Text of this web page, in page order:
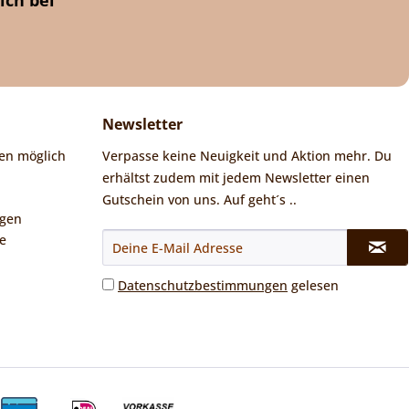
möglich
Newsletter
Verpasse keine Neuigkeit und Aktion mehr. Du
erhältst zudem mit jedem Newsletter einen
Gutschein von uns. Auf geht´s ..
Datenschutzbestimmungen gelesen